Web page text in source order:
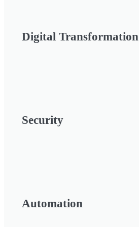
Digital Transformation
Security
Automation